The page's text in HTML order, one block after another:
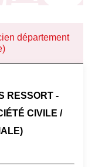
département
RESSORT -
CIVILE /